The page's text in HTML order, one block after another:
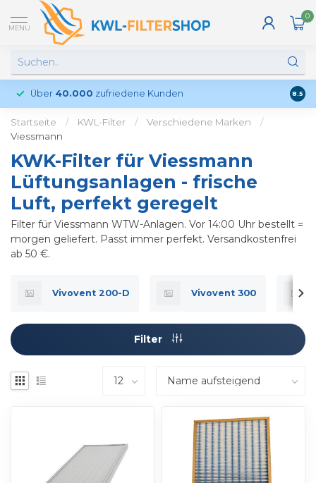
MENU
0
Über 40.000 zufriedene Kunden 8.5
Startseite / KWL-Filter / Verschiedene Marken
/
Viessmann
KWK-Filter für Viessmann
Lüftungsanlagen - frische
Luft, perfekt geregelt
Filter für Viessmann WTW-Anlagen. Vor 14:00 Uhr bestellt =
morgen geliefert. Passt immer perfekt. Versandkostenfrei
ab 50 €.
Vivovent 200-D Vivovent 300
Filter